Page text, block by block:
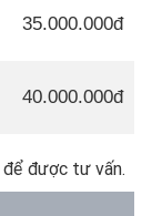
35.000.000đ
40.000.000đ
để được tư vấn.